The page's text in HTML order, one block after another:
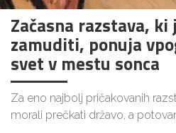
Začasna razstava, ki
zamuditi, ponuja
svet v mestu sonca
Za eno najbolj pričakovanih
morali prečkati državo, a